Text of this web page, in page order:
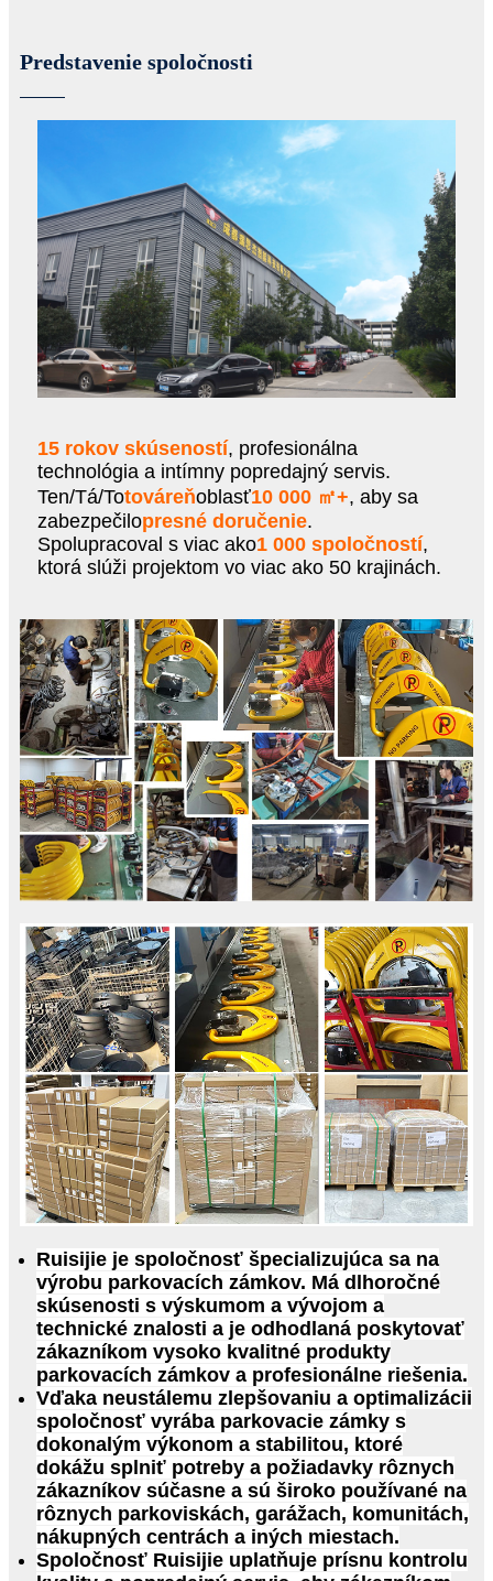
Predstavenie spoločnosti
15 rokov skúseností, profesionálna
technológia a intímny popredajný servis.
Ten/Tá/Totováreňoblasť10 000 ㎡+, aby sa
zabezpečilopresné doručenie.
Spolupracoval s viac ako1 000 spoločností,
ktorá slúži projektom vo viac ako 50 krajinách.
Ruisijie je spoločnosť špecializujúca sa na
výrobu parkovacích zámkov. Má dlhoročné
skúsenosti s výskumom a vývojom a
technické znalosti a je odhodlaná poskytovať
zákazníkom vysoko kvalitné produkty
parkovacích zámkov a profesionálne riešenia.
Vďaka neustálemu zlepšovaniu a optimalizácii
spoločnosť vyrába parkovacie zámky s
dokonalým výkonom a stabilitou, ktoré
dokážu splniť potreby a požiadavky rôznych
zákazníkov súčasne a sú široko používané na
rôznych parkoviskách, garážach, komunitách,
nákupných centrách a iných miestach.
Spoločnosť Ruisijie uplatňuje prísnu kontrolu